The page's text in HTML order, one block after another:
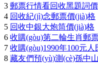
3 郵票行情看回收黑題詞
4 回收紀(jì)念郵票價(jià)格
5 回收中銀大炮筒價(jià)格
6 收購(gòu)第二輪生肖郵
7 收購(gòu)1990年100元
8 藏友們預(yù)測(cè)孫中